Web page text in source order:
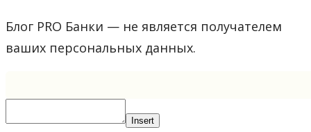
Блог PRO Банки — не является получателем
ваших персональных данных.
Insert